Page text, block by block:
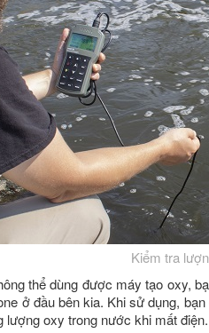
Kiểm tra
thể dùng được máy tạo oxy,
ở đầu bên kia. Khi sử dụng,
lượng oxy trong nước khi mất điện.